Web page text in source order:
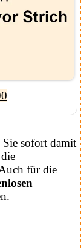
sofort damit
für die